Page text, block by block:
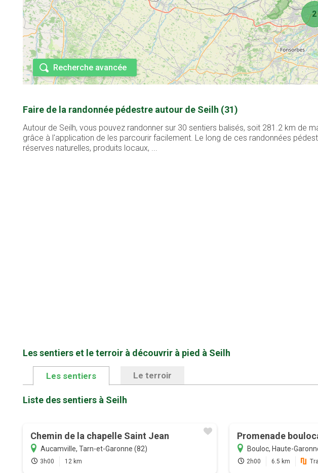
2
Recherche avancée
Faire de la randonnée pédestre autour de Seilh (31)
Autour de Seilh, vous pouvez randonner sur 30 sentiers balisés, soit 281.2 km de
grâce à l'application de les parcourir facilement. Le long de ces randonnées
réserves naturelles, produits locaux, ...
Les sentiers et le terroir à découvrir à pied à Seilh
Les sentiers Le terroir
Liste des sentiers à Seilh
Chemin de la chapelle Saint Jean
Aucamville, Tarn-et-Garonne (82)
3h00 12 km
Promenade
Bouloc, Haute-
2h00 6.5 km